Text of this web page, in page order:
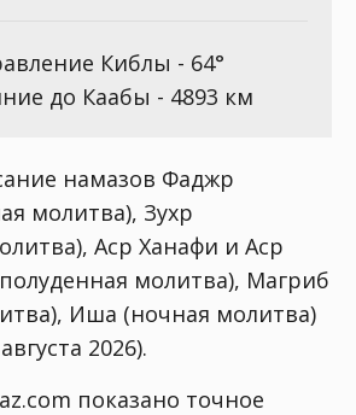
Киблы - 64°
до Каабы - 4893 км
намазов Фаджр
молитва), Зухр
Аср Ханафи и Аср
молитва), Магриб
Иша (ночная молитва)
2026).
показано точное